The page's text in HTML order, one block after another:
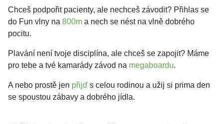
Chceš podpořit pacienty, ale nechceš závodit? Přihlas se
do Fun vlny na 800m a nech se nést na vlně dobrého
pocitu.
Plavání není tvoje disciplína, ale chceš se zapojit? Máme
pro tebe a tvé kamarády závod na megaboardu.
A nebo prostě jen přijď s celou rodinou a užij si prima den
se spoustou zábavy a dobrého jídla.